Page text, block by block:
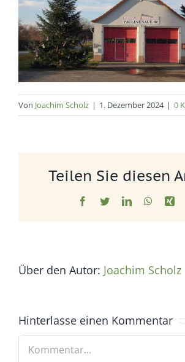
Von Joachim Scholz | 1. Dezember 2024 | 0
Teilen Sie diesen
Facebook
TwitterLinkedIn
Über den Autor: Joachim Scholz
Hinterlasse einen Kommentar
Kommentar